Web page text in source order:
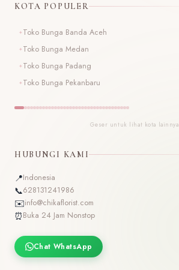
KOTA POPULER
Toko Bunga Banda Aceh
Toko Bunga Medan
Toko Bunga Padang
Toko Bunga Pekanbaru
Geser untuk lihat kota lainnya
HUBUNGI KAMI
📍Indonesia
📞628131241986
✉️info@chikaflorist.com
⏰Buka 24 Jam Nonstop
Chat WhatsApp